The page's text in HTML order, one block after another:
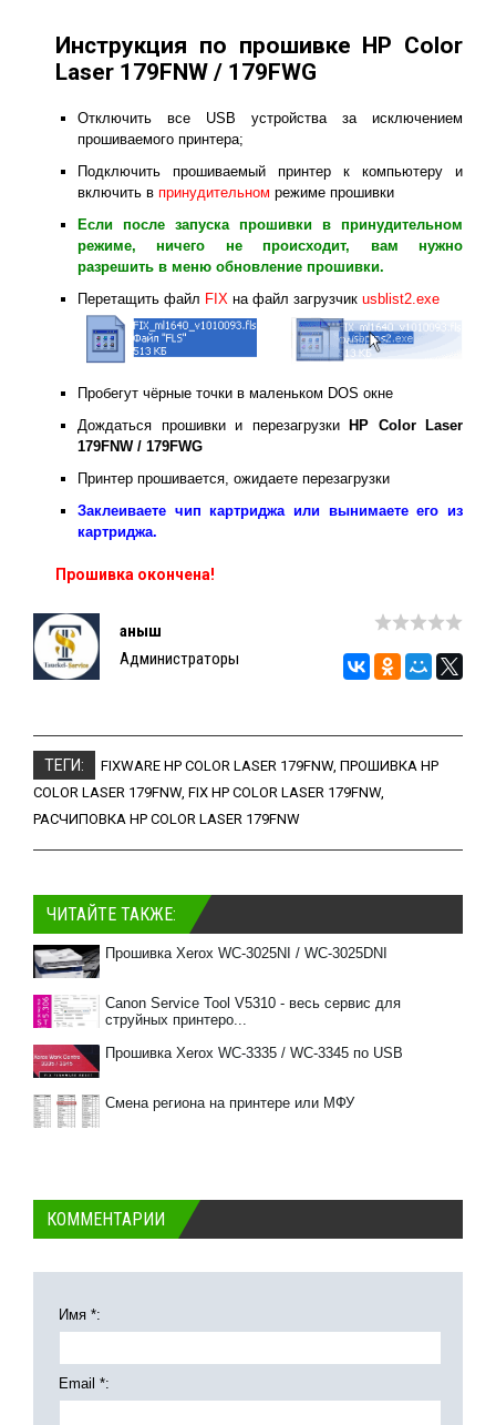
Инструкция по прошивке HP Color
Laser 179FNW / 179FWG
Отключить все USB устройства за исключением
прошиваемого принтера;
Подключить прошиваемый принтер к компьютеру и
включить в принудительном режиме прошивки
Если после запуска прошивки в принудительном
режиме, ничего не происходит, вам нужно
разрешить в меню обновление прошивки.
Перетащить файл FIX на файл загрузчик usblist2.exe
Пробегут чёрные точки в маленьком DOS окне
Дождаться прошивки и перезагрузки HP Color Laser
179FNW / 179FWG
Принтер прошивается, ожидаете перезагрузки
Заклеиваете чип картриджа или вынимаете его из
картриджа.
Прошивка окончена!
Қаныш
Администраторы
ТЕГИ: FIXWARE HP COLOR LASER 179FNW, ПРОШИВКА HP
COLOR LASER 179FNW, FIX HP COLOR LASER 179FNW,
РАСЧИПОВКА HP COLOR LASER 179FNW
ЧИТАЙТЕ ТАКЖЕ:
Прошивка Xerox WC-3025NI / WC-3025DNI
Canon Service Tool V5310 - весь сервис для
струйных принтеро...
Прошивка Xerox WC-3335 / WC-3345 по USB
Смена региона на принтере или МФУ
КОММЕНТАРИИ
Имя *:
Email *: